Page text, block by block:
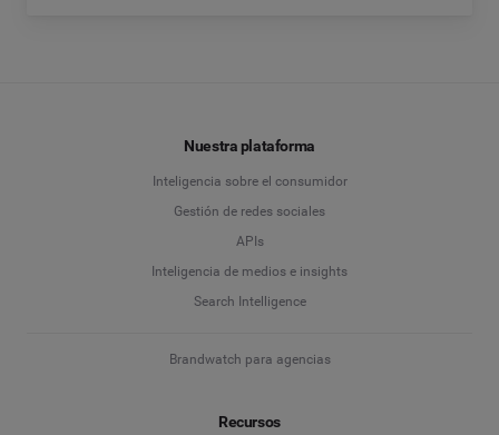
Nuestra plataforma
Inteligencia sobre el consumidor
Gestión de redes sociales
APIs
Inteligencia de medios e insights
Search Intelligence
Brandwatch para agencias
Recursos